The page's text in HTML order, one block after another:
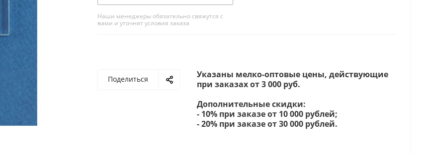
Наши менеджеры обязательно свяжутся с
вами и уточнят условия заказа
Поделиться
Указаны мелко-оптовые цены, действующие
при заказах от 3 000 руб.
Дополнительные скидки:
- 10% при заказе от 10 000 рублей;
- 20% при заказе от 30 000 рублей.